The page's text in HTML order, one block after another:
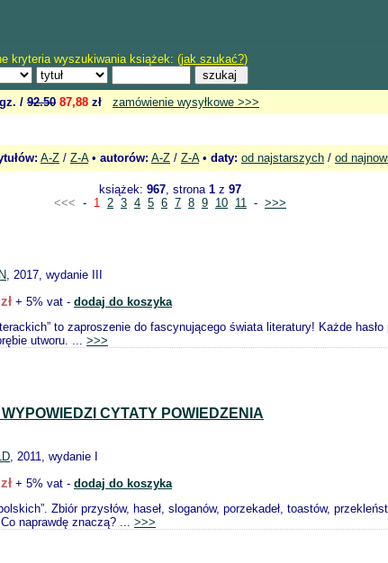
kryteria wyszukiwania książek: (jak szukać?)
/ 92.50 87,88 zł
zamówienie wysyłkowe >>>
A-Z / Z-A• autorów: A-Z / Z-A• daty: od najstarszych / od
książek: 967, strona 1 z 97
<<< - 1 2 3 4 5 6 7 8 9 10 11 - >>>
, 2017, wydanie III
+ 5% vat - dodaj do koszyka
to zaproszenie do fascynującego świata literatury! Każde
utworu. ... >>>
CYTATY POWIEDZENIA
, 2011, wydanie I
+ 5% vat - dodaj do koszyka
Zbiór przysłów, haseł, sloganów, porzekadeł, toastów,
naprawdę znaczą? ... >>>